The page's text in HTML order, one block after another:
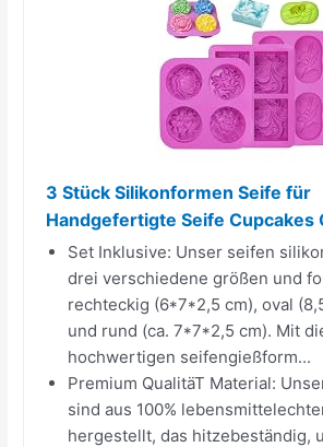
3 Stück Silikonformen Seife für
Handgefertigte Seife Cupcakes
Set Inklusive: Unser seifen
drei verschiedene größen und
rechteckig (6*7*2,5 cm), oval
und rund (ca. 7*7*2,5 cm). Mit
hochwertigen seifengießform...
Premium QualitäT Material:
sind aus 100%
hergestellt, das hitzebeständig,